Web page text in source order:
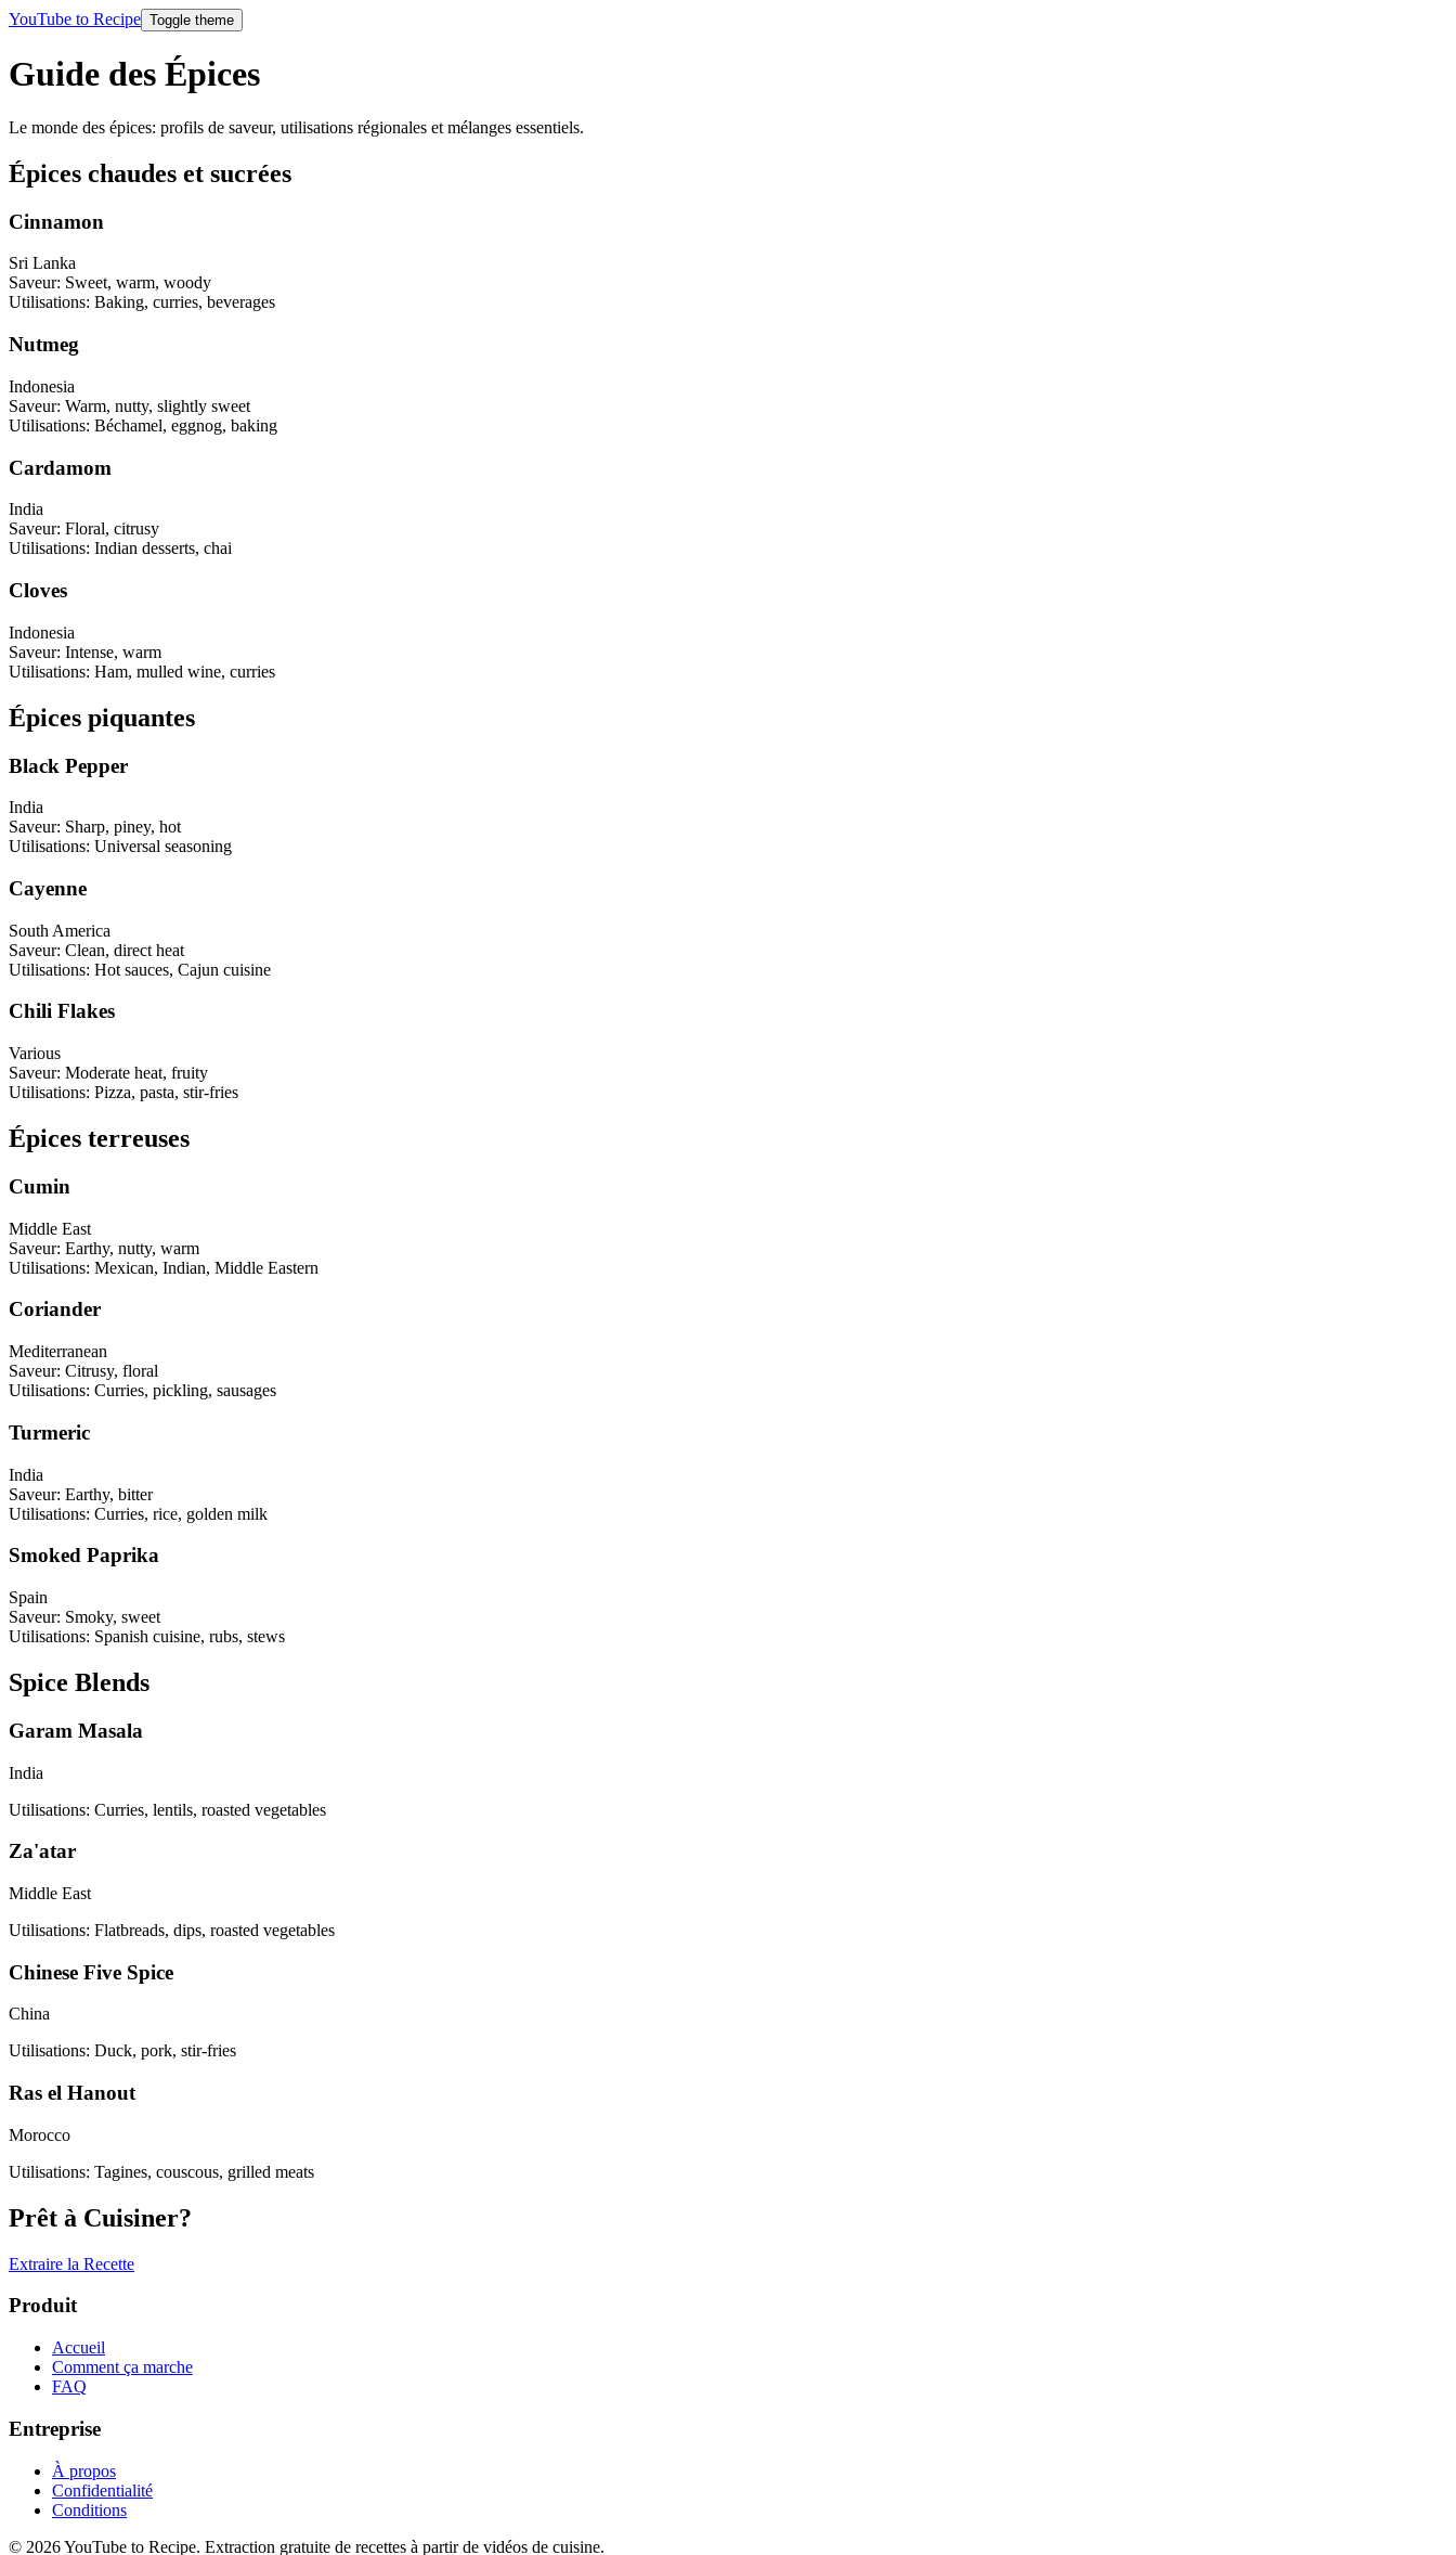
YouTube to Recipe Toggle theme
Guide des Épices
Le monde des épices: profils de saveur, utilisations régionales et mélanges essentiels.
Épices chaudes et sucrées
Cinnamon
Sri Lanka
Saveur: Sweet, warm, woody
Utilisations: Baking, curries, beverages
Nutmeg
Indonesia
Saveur: Warm, nutty, slightly sweet
Utilisations: Béchamel, eggnog, baking
Cardamom
India
Saveur: Floral, citrusy
Utilisations: Indian desserts, chai
Cloves
Indonesia
Saveur: Intense, warm
Utilisations: Ham, mulled wine, curries
Épices piquantes
Black Pepper
India
Saveur: Sharp, piney, hot
Utilisations: Universal seasoning
Cayenne
South America
Saveur: Clean, direct heat
Utilisations: Hot sauces, Cajun cuisine
Chili Flakes
Various
Saveur: Moderate heat, fruity
Utilisations: Pizza, pasta, stir-fries
Épices terreuses
Cumin
Middle East
Saveur: Earthy, nutty, warm
Utilisations: Mexican, Indian, Middle Eastern
Coriander
Mediterranean
Saveur: Citrusy, floral
Utilisations: Curries, pickling, sausages
Turmeric
India
Saveur: Earthy, bitter
Utilisations: Curries, rice, golden milk
Smoked Paprika
Spain
Saveur: Smoky, sweet
Utilisations: Spanish cuisine, rubs, stews
Spice Blends
Garam Masala
India
Utilisations: Curries, lentils, roasted vegetables
Za'atar
Middle East
Utilisations: Flatbreads, dips, roasted vegetables
Chinese Five Spice
China
Utilisations: Duck, pork, stir-fries
Ras el Hanout
Morocco
Utilisations: Tagines, couscous, grilled meats
Prêt à Cuisiner?
Extraire la Recette
Produit
Accueil
Comment ça marche
FAQ
Entreprise
À propos
Confidentialité
Conditions
© 2026YouTube to Recipe. Extraction gratuite de recettes à partir de vidéos de cuisine.